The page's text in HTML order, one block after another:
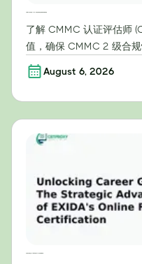
了解 CMMC 认证评估师
值，确保 CMMC 2 级合规
August 6, 2026